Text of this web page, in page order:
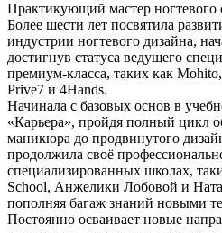
Практикующий мастер ногтевого
Более шести лет посвятила
индустрии ногтевого дизайна,
достигнув статуса ведущего
премиум-класса, таких как
Prive7 и 4Hands.
Начинала с базовых основ в
«Карьера», пройдя полный цикл
маникюра до продвинутого
продолжила своё
специализированных школах,
School, Анжелики Лобовой и
пополняя багаж знаний новыми
Постоянно осваивает новые